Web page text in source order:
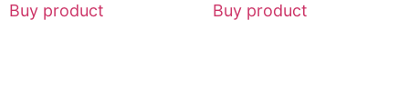
Buy product Buy product